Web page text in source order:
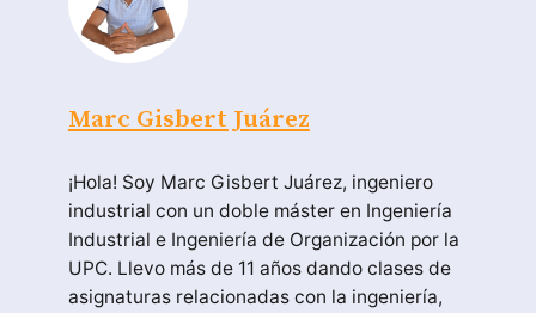
Marc Gisbert Juárez
¡Hola! Soy Marc Gisbert Juárez, ingeniero
industrial con un doble máster en Ingeniería
Industrial e Ingeniería de Organización por la
UPC. Llevo más de 11 años dando clases de
asignaturas relacionadas con la ingeniería,